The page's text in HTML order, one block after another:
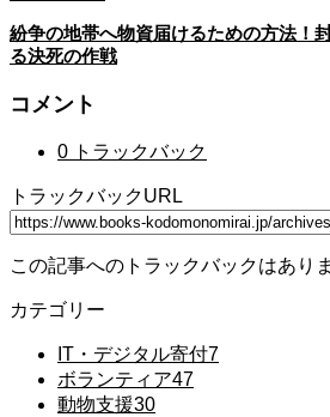
紛争の地帯へ物資届けるための方法！
る決死の作戦
コメント
0 トラックバック
トラックバックURL
この記事へのトラックバックはあり
カテゴリー
IT・デジタル寄付7
ボランティア47
動物支援30